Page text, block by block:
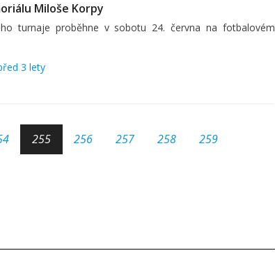
Miloše Korpy
turnaje proběhne v sobotu 24. června na fotbalovém
3 lety
255 256 257 258
259